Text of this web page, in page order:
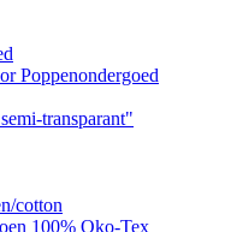
Poppenondergoed
transparant"
cotton
100% Oko-Tex